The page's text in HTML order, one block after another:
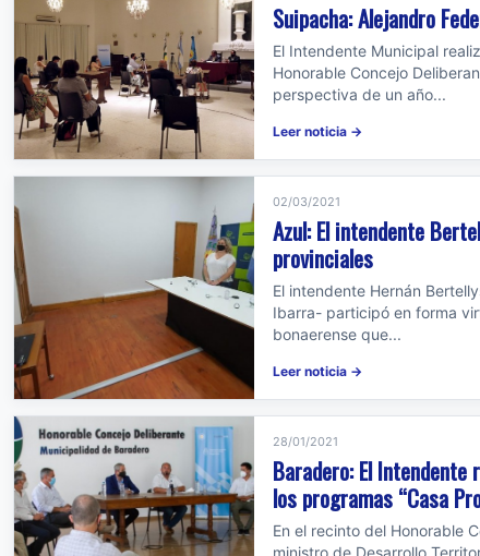
Suipacha: Alejandro
El Intendente Municipal
Honorable Concejo
perspectiva de un año...
Leer noticia →
02/03/2021
Azul: El intendente
provinciales
El intendente Hernán
Ibarra- participó en forma
bonaerense que...
Leer noticia →
28/01/2021
Baradero: El
los programas “Casa
En el recinto del Honorable
ministro de Desarrollo